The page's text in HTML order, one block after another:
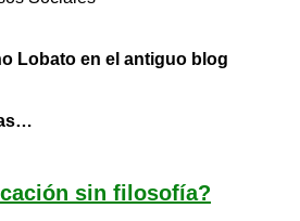
Lobato en el antiguo blog
sin filosofía?